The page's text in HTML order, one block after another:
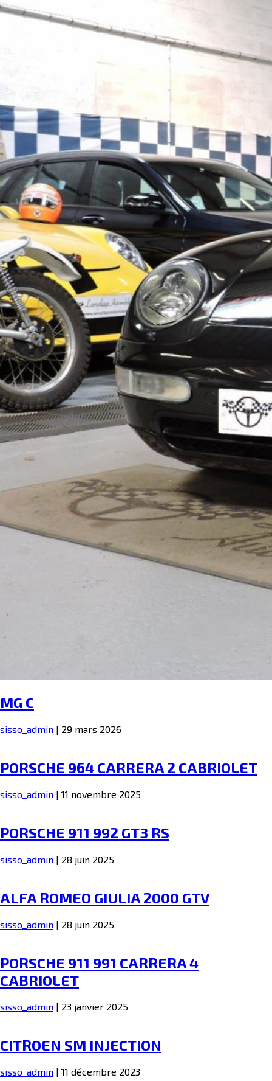
MG C
sisso_admin | 29 mars 2026
PORSCHE 964 CARRERA 2 CABRIOLET
sisso_admin | 11 novembre 2025
PORSCHE 911 992 GT3 RS
sisso_admin | 28 juin 2025
ALFA ROMEO GIULIA 2000 GTV
sisso_admin | 28 juin 2025
PORSCHE 911 991 CARRERA 4
CABRIOLET
sisso_admin | 23 janvier 2025
CITROEN SM INJECTION
sisso_admin | 11 décembre 2023